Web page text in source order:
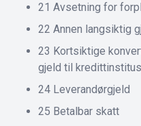
21 Avsetning for
22 Annen langsiktig
23 Kortsiktige
gjeld til
24 Leverandørgjeld
25 Betalbar skatt